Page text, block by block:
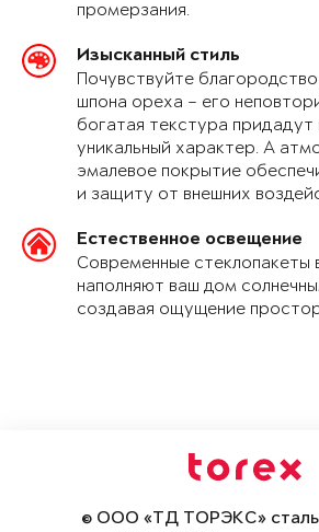
промерзания.
Изысканный стиль
Почувствуйте
шпона ореха – его
богатая текстура
уникальный характер. А
эмалевое покрытие
и защиту от внешних
Естественное освещение
Современные стеклопакеты
наполняют ваш дом
создавая ощущение
© ООО «ТД ТОРЭКС»